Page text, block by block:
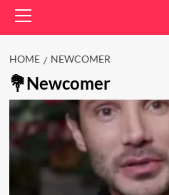
Menu
HOME NEWCOMER
Newcomer